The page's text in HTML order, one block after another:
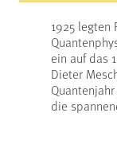
1925 legten
ein auf das
Dieter
die